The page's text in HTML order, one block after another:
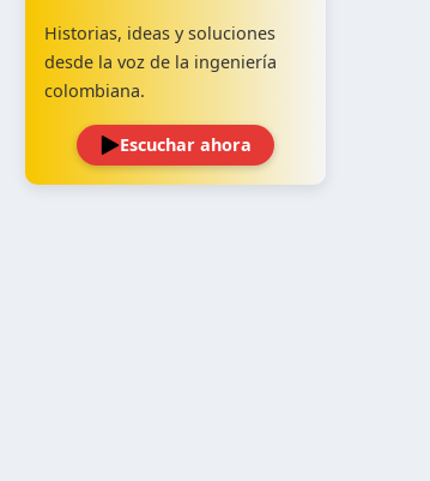
Historias, ideas y soluciones
desde la voz de la ingeniería
colombiana.
Escuchar ahora